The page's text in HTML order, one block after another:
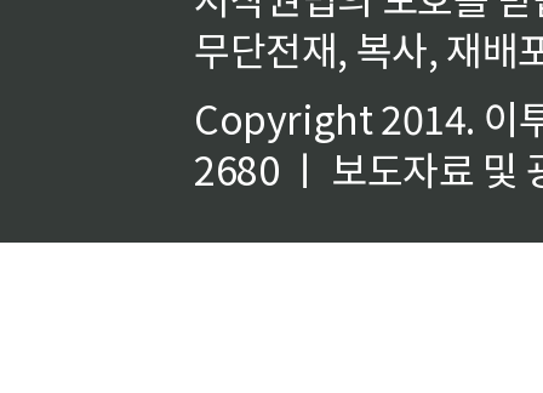
무단전재, 복사, 재배
Copyright 2014. 이
2680 ㅣ 보도자료